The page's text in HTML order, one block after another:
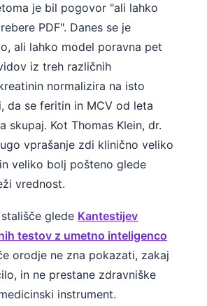
je bil pogovor "ali lahko
PDF". Danes se je
ali lahko model poravna pet
iz treh različnih
normalizira na isto
da se feritin in MCV od leta
skupaj. Kot Thomas Klein, dr.
vprašanje zdi klinično veliko
veliko bolj pošteno glede
vrednost.
glede Kantestijev
testov z umetno inteligenco
orodje ne zna pokazati, zakaj
in ne prestane zdravniške
instrument.